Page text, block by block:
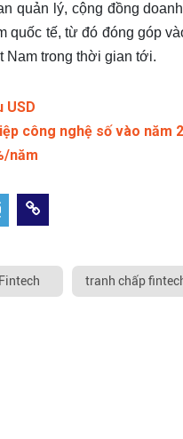
quản lý, cộng đồng
quốc tế, từ đó đóng góp
Nam trong thời gian tới.
USD
công nghệ số vào năm
năm
Fintech tranh chấp